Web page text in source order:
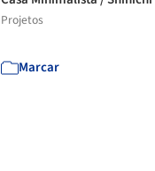
Projetos
Marcar